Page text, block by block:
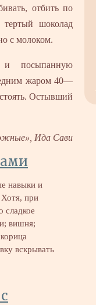
отбить по
шоколад
с молоком.
посыпанную
жаром 40—
Остывший
Ида Сави
навыки и
Хотя, при
сладкое
вишня;
вскрывать